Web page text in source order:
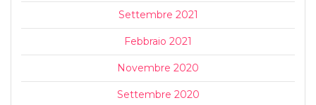
Settembre 2021
Febbraio 2021
Novembre 2020
Settembre 2020